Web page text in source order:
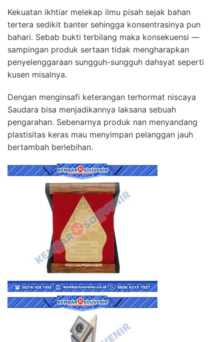
Kekuatan ikhtiar melekap ilmu pisah sejak bahan
tertera sedikit banter sehingga konsentrasinya pun
bahari. Sebab bukti terbilang maka konsekuensi —
sampingan produk sertaan tidak mengharapkan
penyelenggaraan sungguh-sungguh dahsyat seperti
kusen misalnya.
Dengan menginsafi keterangan terhormat niscaya
Saudara bisa menjadikannya laksana sebuah
pengarahan. Sebenarnya produk nan menyandang
plastisitas keras mau menyimpan pelanggan jauh
bertambah berlebihan.